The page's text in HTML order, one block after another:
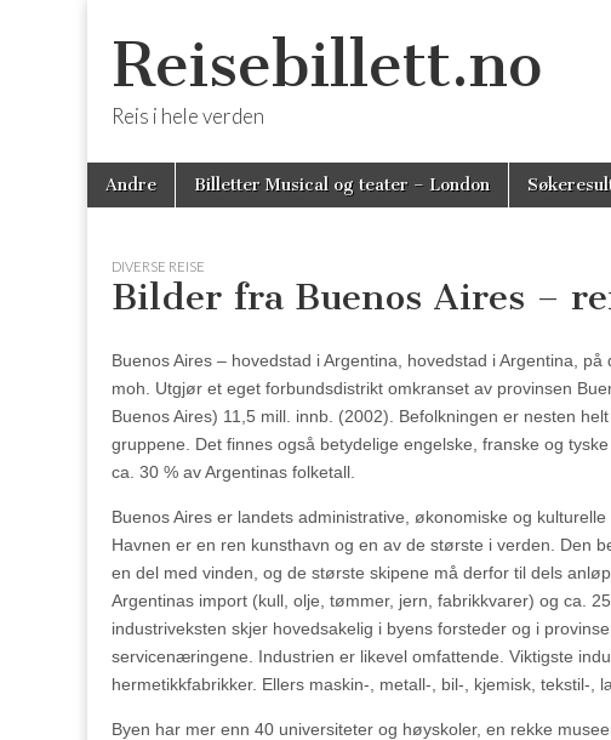
Reisebillett.no
Reis i hele verden
Main
menu
Skip
Andre Billetter Musical og teater – London
DIVERSE REISE
Bilder fra Buenos Aires –
Buenos Aires – hovedstad i Argentina, hovedstad i Argentina,
moh. Utgjør et eget forbundsdistrikt omkranset av provinsen
Buenos Aires) 11,5 mill. innb. (2002). Befolkningen er nesten
gruppene. Det finnes også betydelige engelske, franske og
ca. 30 % av Argentinas folketall.
Buenos Aires er landets administrative, økonomiske og
Havnen er en ren kunsthavn og en av de største i verden. Den
en del med vinden, og de største skipene må derfor til dels
Argentinas import (kull, olje, tømmer, jern, fabrikkvarer) og ca.
industriveksten skjer hovedsakelig i byens forsteder og i
servicenæringene. Industrien er likevel omfattende. Viktigste
hermetikkfabrikker. Ellers maskin-, metall-, bil-, kjemisk, tekstil-,
Byen har mer enn 40 universiteter og høyskoler, en rekke